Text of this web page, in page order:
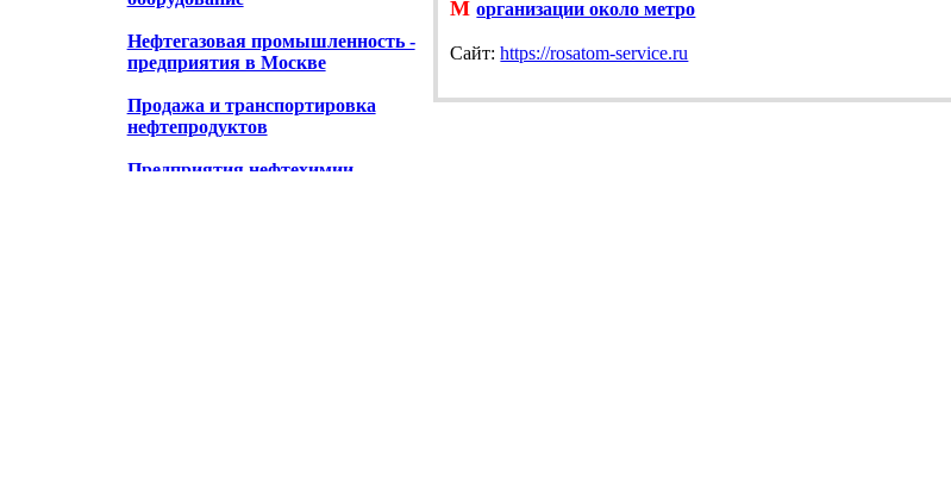
Нефтегазовая промышленность -
предприятия в Москве
Продажа и транспортировка
нефтепродуктов
Предприятия нефтехимии
Морганизации около метро
Cайт:https://rosatom-service.ru